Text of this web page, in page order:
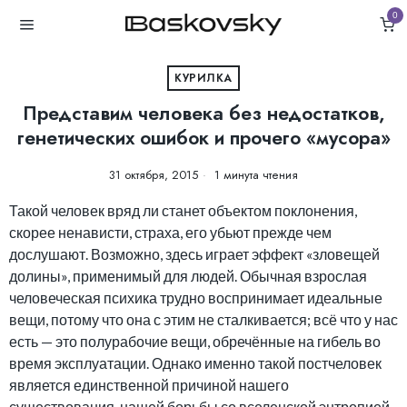
0
КУРИЛКА
Представим человека без недостатков,
генетических ошибок и прочего «мусора»
31 октября, 2015 1 минута чтения
Такой человек вряд ли станет объектом поклонения,
скорее ненависти, страха, его убьют прежде чем
дослушают. Возможно, здесь играет эффект «зловещей
долины», применимый для людей. Обычная взрослая
человеческая психика трудно воспринимает идеальные
вещи, потому что она с этим не сталкивается; всё что у нас
есть — это полурабочие вещи, обречённые на гибель во
время эксплуатации. Однако именно такой постчеловек
является единственной причиной нашего